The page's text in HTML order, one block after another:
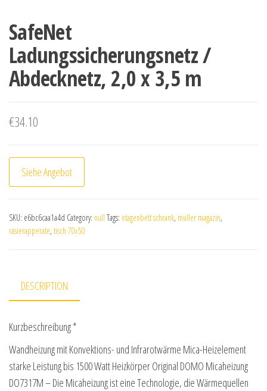
SafeNet
Ladungssicherungsnetz /
Abdecknetz, 2,0 x 3,5 m
€34.10
Siehe Angebot
SKU: e6bc6caa1a4d Category: null Tags: etagenbett schrank, müller magazin,
rasierapperate, tisch 70x50
DESCRIPTION
Kurzbeschreibung *
Wandheizung mit Konvektions- und Infrarotwärme Mica-Heizelement
starke Leistung bis 1500 Watt Heizkörper Original DOMO Micaheizung
DO7317M – Die Micaheizung ist eine Technologie, die Wärmequellen